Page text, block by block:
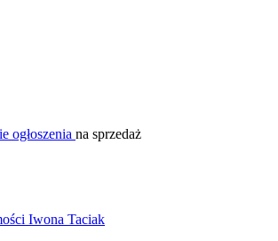
na sprzedaż